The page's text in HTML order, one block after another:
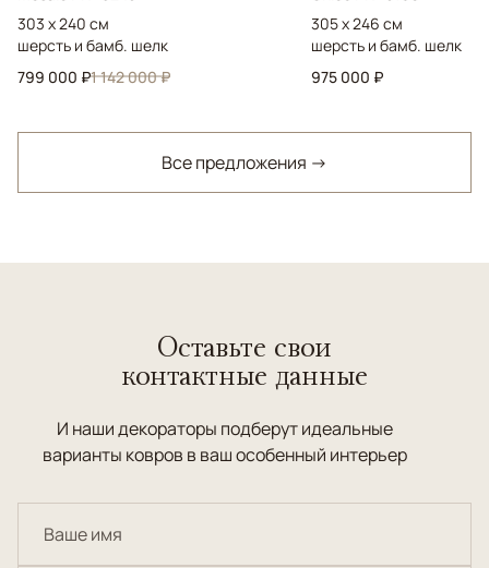
303 x 240 см
шерсть и бамб. шелк
799 000 ₽1 142 000 ₽
305 x 246 см
шерсть и бамб. шелк
975 000 ₽
Все предложения →
Оставьте свои
контактные данные
И наши декораторы подберут идеальные
варианты ковров в ваш особенный интерьер